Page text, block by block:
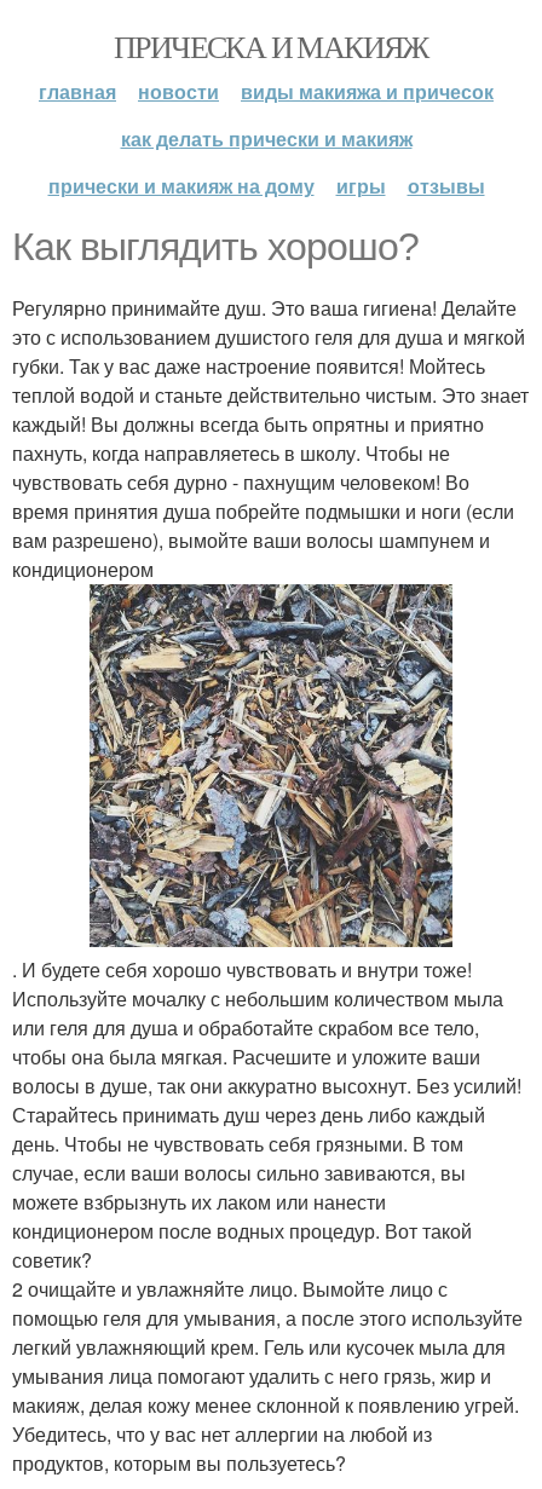
ПРИЧЕСКА И МАКИЯЖ
главная новости
виды макияжа и причесок
как делать прически и макияж
прически и макияж на дому
игры отзывы
Как выглядить хорошо?
Регулярно принимайте душ. Это ваша гигиена! Делайте
это с использованием душистого геля для душа и мягкой
губки. Так у вас даже настроение появится! Мойтесь
теплой водой и станьте действительно чистым. Это знает
каждый! Вы должны всегда быть опрятны и приятно
пахнуть, когда направляетесь в школу. Чтобы не
чувствовать себя дурно - пахнущим человеком! Во
время принятия душа побрейте подмышки и ноги (если
вам разрешено), вымойте ваши волосы шампунем и
кондиционером
. И будете себя хорошо чувствовать и внутри тоже!
Используйте мочалку с небольшим количеством мыла
или геля для душа и обработайте скрабом все тело,
чтобы она была мягкая. Расчешите и уложите ваши
волосы в душе, так они аккуратно высохнут. Без усилий!
Старайтесь принимать душ через день либо каждый
день. Чтобы не чувствовать себя грязными. В том
случае, если ваши волосы сильно завиваются, вы
можете взбрызнуть их лаком или нанести
кондиционером после водных процедур. Вот такой
советик?
2 очищайте и увлажняйте лицо. Вымойте лицо с
помощью геля для умывания, а после этого используйте
легкий увлажняющий крем. Гель или кусочек мыла для
умывания лица помогают удалить с него грязь, жир и
макияж, делая кожу менее склонной к появлению угрей.
Убедитесь, что у вас нет аллергии на любой из
продуктов, которым вы пользуетесь?